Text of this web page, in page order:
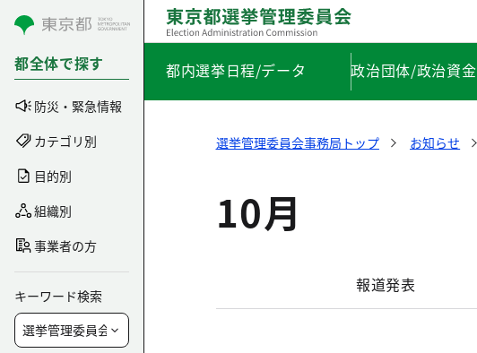
コンテンツにスキップ
都全体で探す
防災・緊急情報
カテゴリ別
目的別
組織別
事業者の方
キーワード検索
都内選挙日程/データ 政治団体/政治資金
選挙管理委員会事務局トップ お知らせ
10月
報道発表